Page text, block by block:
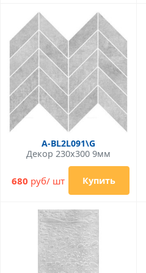
A-BL2L091\G
Декор 230x300 9мм
680 руб/ шт Купить